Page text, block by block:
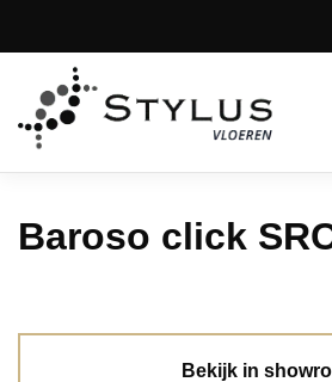
Baroso click
Bekijk in